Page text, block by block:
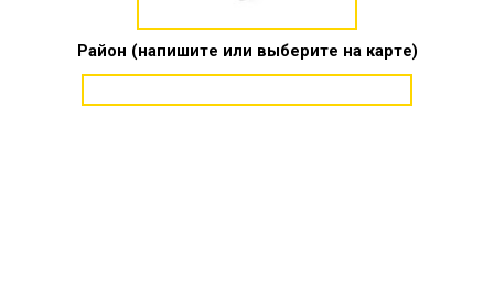
Район (напишите или выберите на карте)